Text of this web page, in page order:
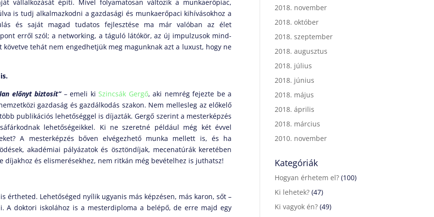
vállalkozását építi. Mivel folyamatosan változik a munkaerőpiac,
is tudj alkalmazkodni a gazdasági és munkaerőpaci kihívásokhoz a
és saját magad tudatos fejlesztése ma már valóban az élet
erről szól; a networking, a táguló látókör, az új impulzusok mind-
tehát nem engedhetjük meg magunknak azt a luxust, hogy ne
előnyt biztosít”– emeli ki Szincsák Gergő, aki nemrég fejezte be a
gazdaság és gazdálkodás szakon. Nem mellesleg az előkelő
publikációs lehetőséggel is díjazták. Gergő szerint a mesterképzés
lehetőségeikkel. Ki ne szeretné például még két évvel
A mesterképzés bőven elvégezhető munka mellett is, és ha
akadémiai pályázatok és ösztöndíjak, mecenatúrák keretében
díjakhoz és elismerésekhez, nem ritkán még bevételhez is juthatsz!
értheted. Lehetőséged nyílik ugyanis más képzésen, más karon, sőt –
A doktori iskolához is a mesterdiploma a belépő, de erre majd egy
2018. november
2018. október
2018. szeptember
2018. augusztus
2018. július
2018. június
2018. május
2018. április
2018. március
2010. november
Kategóriák
Hogyan érhetem el? (100)
Ki lehetek? (47)
Ki vagyok én? (49)